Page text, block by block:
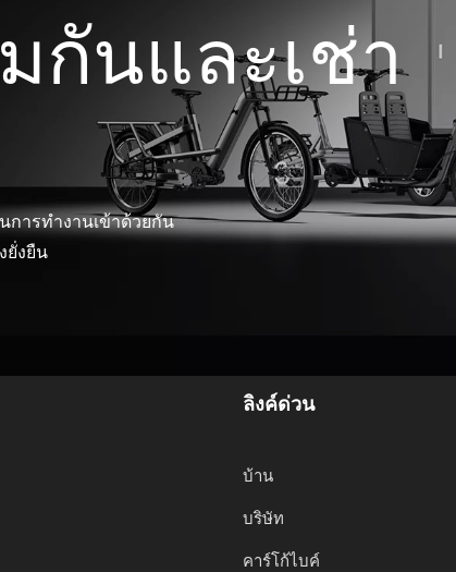
กันและเช่า
การทำงานเข้าด้วยกัน
ยั่งยืน
ลิงค์ด่วน
บ้าน
บริษัท
คาร์โก้ไบค์